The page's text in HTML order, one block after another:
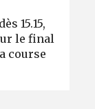
15.15,
le final
course